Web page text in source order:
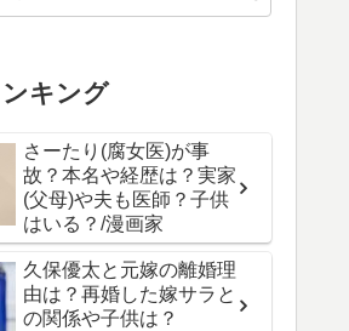
ンキング
さーたり(腐女医)が事
故？本名や経歴は？実家
(父母)や夫も医師？子供
はいる？/漫画家
久保優太と元嫁の離婚理
由は？再婚した嫁サラと
の関係や子供は？